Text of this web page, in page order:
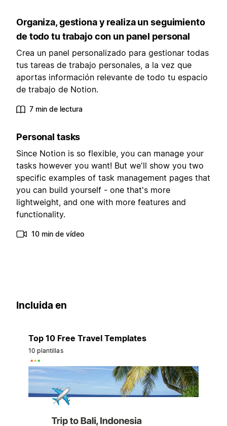
Organiza, gestiona y realiza un seguimiento
de todo tu trabajo con un panel personal
Crea un panel personalizado para gestionar todas
tus tareas de trabajo personales, a la vez que
aportas información relevante de todo tu espacio
de trabajo de Notion.
7 min de lectura
Personal tasks
Since Notion is so flexible, you can manage your
tasks however you want! But we'll show you two
specific examples of task management pages that
you can build yourself - one that's more
lightweight, and one with more features and
functionality.
10 min de vídeo
Incluida en
Top 10 Free Travel Templates
10 plantillas